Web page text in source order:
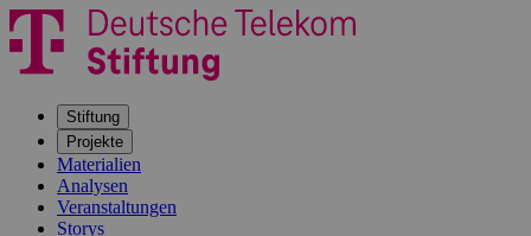
Stiftung
Projekte
Materialien
Analysen
Veranstaltungen
Storys